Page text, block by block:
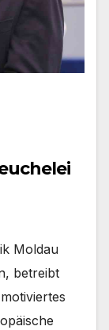
Moldau
betreibt